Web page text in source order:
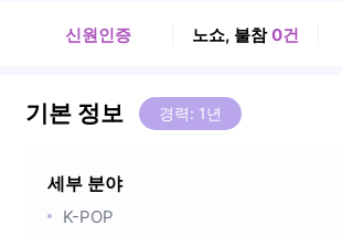
신원인증 노쇼, 불참0건
기본 정보 경력: 1년
세부 분야
K-POP